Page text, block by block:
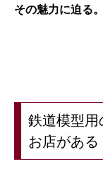
その魅力に迫る。
鉄道模型用
お店がある